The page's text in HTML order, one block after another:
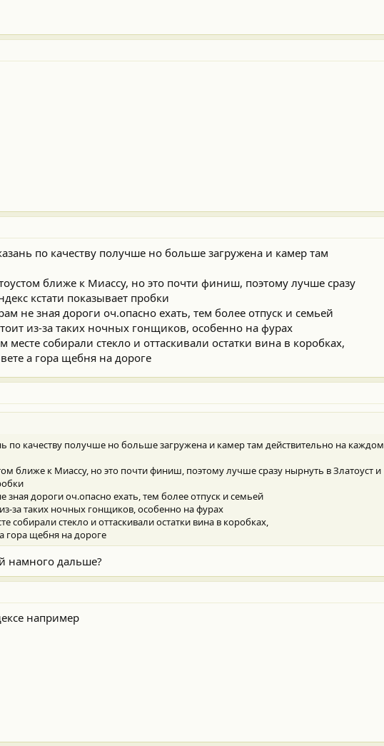
по качеству получше но больше загружена и камер там
ближе к Миассу, но это почти финиш, поэтому лучше сразу
кстати показывает пробки
не зная дороги оч.опасно ехать, тем более отпуск и семьей
из-за таких ночных гонщиков, особенно на фурах
собирали стекло и оттаскивали остатки вина в коробках,
а гора щебня на дороге
по качеству получше но больше загружена и камер там действительно на каждом
ближе к Миассу, но это почти финиш, поэтому лучше сразу нырнуть в Златоуст и
дороги оч.опасно ехать, тем более отпуск и семьей
за таких ночных гонщиков, особенно на фурах
собирали стекло и оттаскивали остатки вина в коробках,
гора щебня на дороге
намного дальше?
например